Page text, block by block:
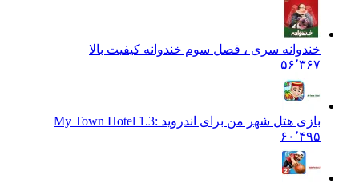
خندوانه سری ، فصل سوم خندوانه کیفیت بالا
۵۶٬۳۶۷
بازی هتل شهر من برای اندروید :1.3 My Town Hotel
۶۰٬۴۹۵